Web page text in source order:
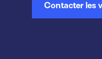
Contacter les